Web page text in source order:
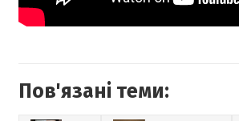
Пов'язані теми: